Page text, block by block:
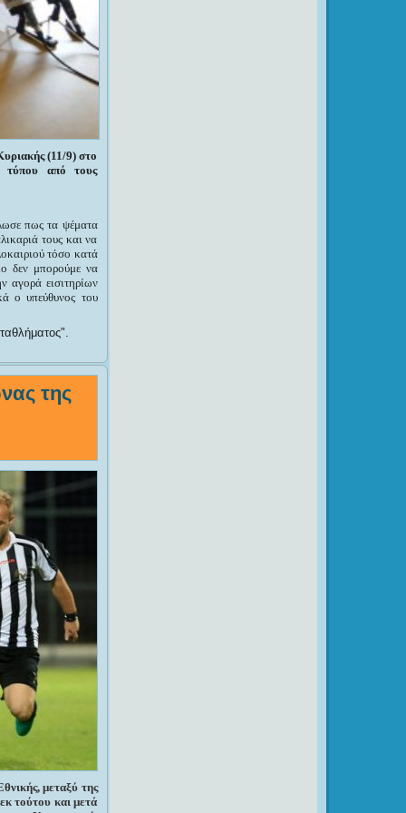
(11/9) στο
τύπου από τους
πως τα ψέματα
τους και να
τόσο κατά
δεν μπορούμε να
αγορά εισιτηρίων
ο υπεύθυνος του
της
μεταξύ της
τούτου και μετά